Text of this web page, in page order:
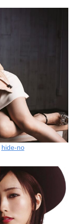
hide-no